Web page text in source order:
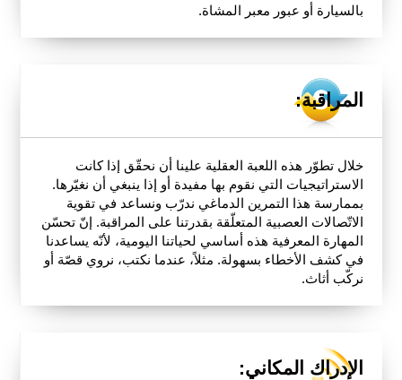
بالسيارة أو عبور معبر المشاة.
المراقبة:
خلال تطوّر هذه اللعبة العقلية علينا أن نحقّق إذا كانت
الاستراتيجيات التي نقوم بها مفيدة أو إذا ينبغي أن نغيّرها.
بممارسة هذا التمرين الدماغي ندرّب ونساعد في تقوية
الاتّصالات العصبية المتعلّقة بقدرتنا على المراقبة. إنّ تحسّن
المهارة المعرفية هذه أساسي لحياتنا اليومية، لأنّه يساعدنا
في كشف الأخطاء بسهولة. مثلاً، عندما نكتب، نروي قصّة أو
نركّب أثاث.
الإدراك المكاني: